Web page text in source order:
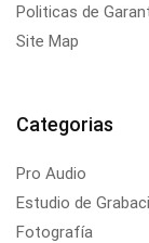
Politicas de
Site Map
Categorias
Pro Audio
Estudio de
Fotografía